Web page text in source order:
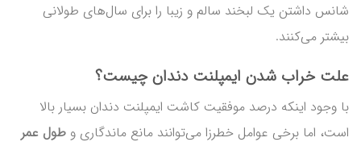
شانس داشتن یک لبخند سالم و زیبا را برای سال‌های طولانی
بیشتر می‌کنند.
علت خراب شدن ایمپلنت دندان چیست؟
با وجود اینکه درصد موفقیت کاشت ایمپلنت دندان بسیار بالا
است، اما برخی عوامل خطرزا می‌توانند مانع ماندگاری و طول عمر